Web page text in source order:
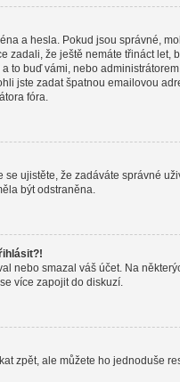
a hesla. Pokud jsou správné,
zadali, že ještě nemáte třináct
to buď vámi, nebo
jste zadat špatnou emailovou
fóra.
ujistěte, že zadáváte správné
být odstraněna.
nebo smazal váš účet. Na
více zapojit do diskuzí.
zpět, ale můžete ho jednoduše